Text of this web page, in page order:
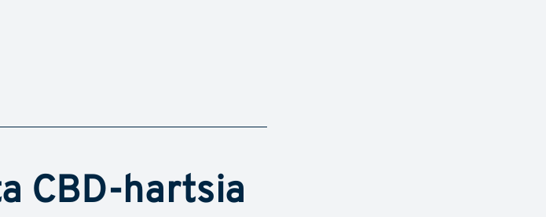
CBD-hartsia